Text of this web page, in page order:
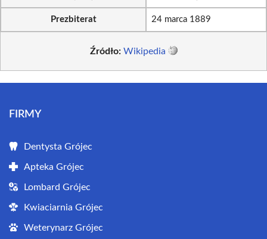
Prezbiterat 24 marca 1889
Źródło: Wikipedia
FIRMY
Dentysta Grójec
Apteka Grójec
Lombard Grójec
Kwiaciarnia Grójec
Weterynarz Grójec